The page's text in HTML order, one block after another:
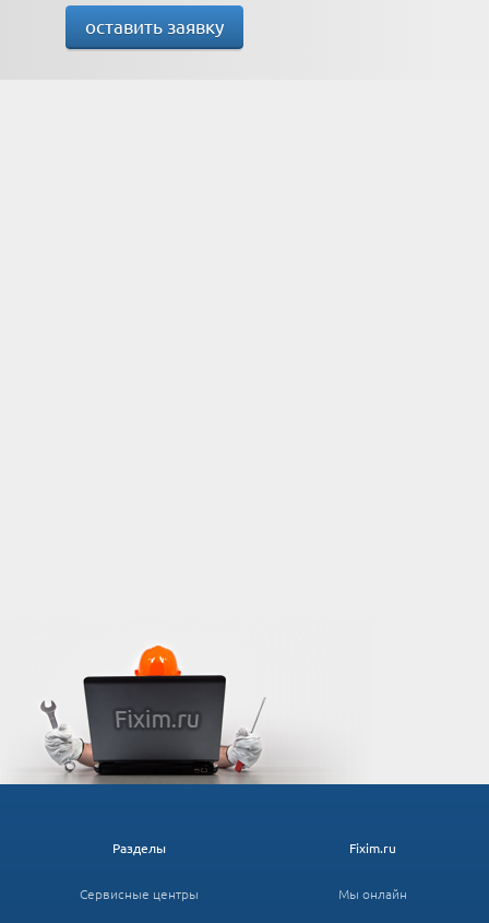
оставить заявку
Fixim.ru
Мы онлайн
Разделы
Сервисные центры